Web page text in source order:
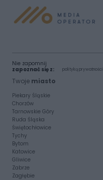
Nie zapomnij
zapoznać się z:
polityką prywatności
Twoje miasto
Piekary Śląskie
Chorzów
Tarnowskie Góry
Ruda Śląska
Świętochłowice
Tychy
Bytom
Katowice
Gliwice
Zabrze
Zagłębie